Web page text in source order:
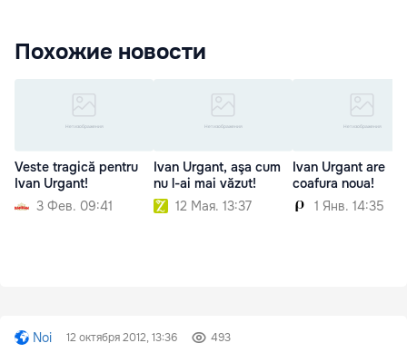
Похожие новости
Veste tragică pentru
Ivan Urgant!
3 Фев. 09:41
Ivan Urgant, aşa cum
nu l-ai mai văzut!
12 Мая. 13:37
Ivan Urgant are
coafura noua!
1 Янв. 14:35
Noi 12 октября 2012, 13:36 493